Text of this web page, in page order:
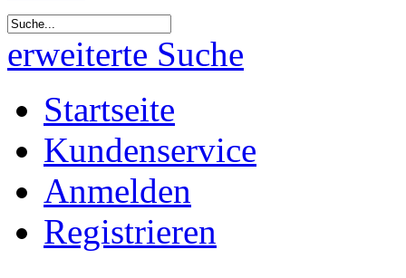
erweiterte Suche
Startseite
Kundenservice
Anmelden
Registrieren